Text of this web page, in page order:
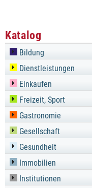
Katalog
Bildung
Dienstleistungen
Einkaufen
Freizeit, Sport
Gastronomie
Gesellschaft
Gesundheit
Immobilien
Institutionen